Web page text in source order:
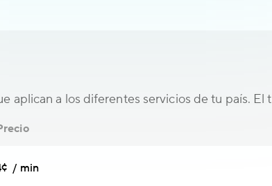
aplican a los diferentes servicios de tu país.
/ min